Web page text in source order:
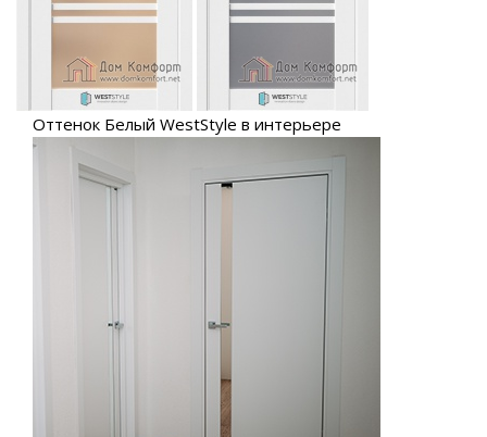
Оттенок Белый WestStyle в интерьере